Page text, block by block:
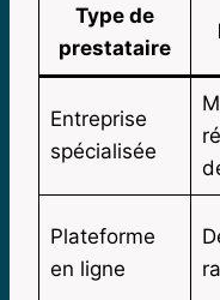
Type de
prestataire
Entreprise
spécialisée
Plateforme
en ligne